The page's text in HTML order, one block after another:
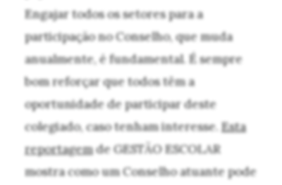
Engajar todos os setores para a
participação no Conselho, que muda
anualmente, é fundamental. É sempre
bom reforçar que todos têm a
oportunidade de participar deste
colegiado, caso tenham interesse. Esta
reportagemde GESTÃO ESCOLAR
mostra como um Conselho atuante pode